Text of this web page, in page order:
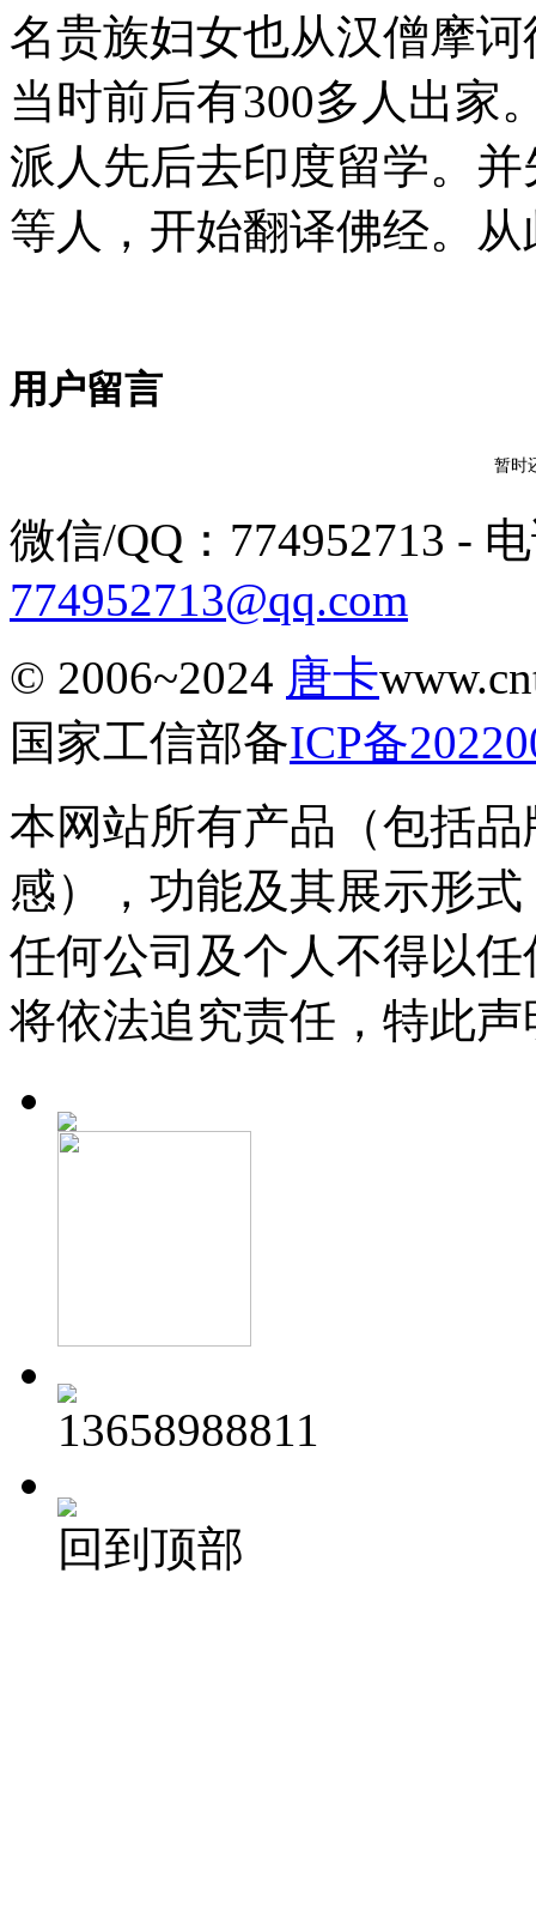
名贵族妇女也从汉僧摩
当时前后有300多人出家
派人先后去印度留学。
等人，开始翻译佛经。
用户留言
暂时
微信/QQ：774952713 -
774952713@qq.com
© 2006~2024 唐卡
国家工信部备ICP备
本网站所有产品（包括
感），功能及其展示形
任何公司及个人不得以
将依法追究责任，特此声
13658988811
回到顶部